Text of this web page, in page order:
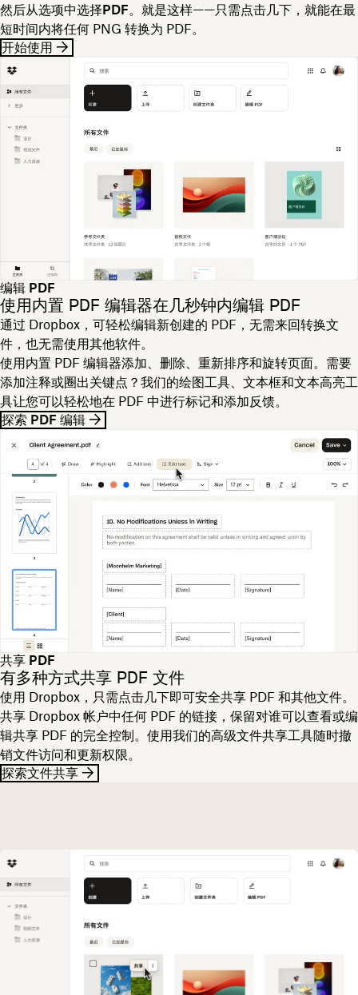
然后从选项中选择PDF。就是这样——只需点击几下，就能在最
短时间内将任何 PNG 转换为 PDF。
开始使用
编辑 PDF
使用内置 PDF 编辑器在几秒钟内编辑 PDF
通过 Dropbox，可轻松编辑新创建的 PDF，无需来回转换文
件，也无需使用其他软件。
使用内置 PDF 编辑器添加、删除、重新排序和旋转页面。需要
添加注释或圈出关键点？我们的绘图工具、文本框和文本高亮工
具让您可以轻松地在 PDF 中进行标记和添加反馈。
探索 PDF 编辑
共享 PDF
有多种方式共享 PDF 文件
使用 Dropbox，只需点击几下即可安全共享 PDF 和其他文件。
共享 Dropbox 帐户中任何 PDF 的链接，保留对谁可以查看或编
辑共享 PDF 的完全控制。使用我们的高级文件共享工具随时撤
销文件访问和更新权限。
探索文件共享